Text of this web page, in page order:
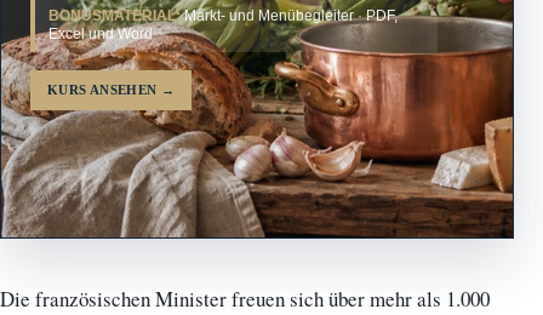
BONUSMATERIAL:Markt- und Menübegleiter · PDF,
Excel und Word
KURS ANSEHEN →
Die französischen Minister freuen sich über mehr als 1.000